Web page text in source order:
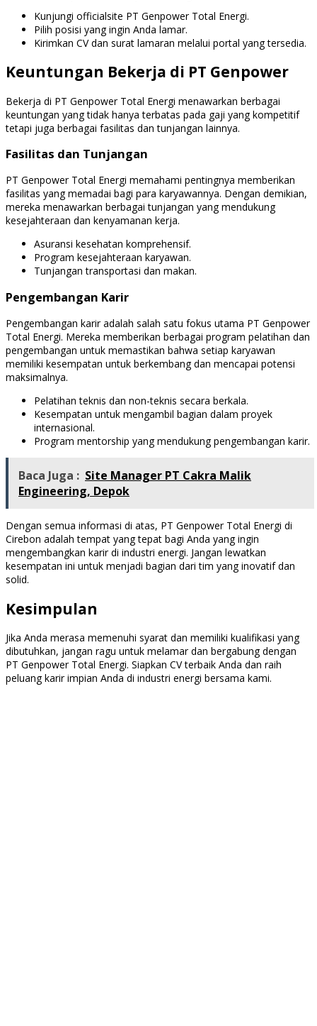
Kunjungi officialsite PT Genpower Total Energi.
Pilih posisi yang ingin Anda lamar.
Kirimkan CV dan surat lamaran melalui portal yang tersedia.
Keuntungan Bekerja di PT Genpower
Bekerja di PT Genpower Total Energi menawarkan berbagai
keuntungan yang tidak hanya terbatas pada gaji yang kompetitif
tetapi juga berbagai fasilitas dan tunjangan lainnya.
Fasilitas dan Tunjangan
PT Genpower Total Energi memahami pentingnya memberikan
fasilitas yang memadai bagi para karyawannya. Dengan demikian,
mereka menawarkan berbagai tunjangan yang mendukung
kesejahteraan dan kenyamanan kerja.
Asuransi kesehatan komprehensif.
Program kesejahteraan karyawan.
Tunjangan transportasi dan makan.
Pengembangan Karir
Pengembangan karir adalah salah satu fokus utama PT Genpower
Total Energi. Mereka memberikan berbagai program pelatihan dan
pengembangan untuk memastikan bahwa setiap karyawan
memiliki kesempatan untuk berkembang dan mencapai potensi
maksimalnya.
Pelatihan teknis dan non-teknis secara berkala.
Kesempatan untuk mengambil bagian dalam proyek
internasional.
Program mentorship yang mendukung pengembangan karir.
Baca Juga : Site Manager PT Cakra Malik
Engineering, Depok
Dengan semua informasi di atas, PT Genpower Total Energi di
Cirebon adalah tempat yang tepat bagi Anda yang ingin
mengembangkan karir di industri energi. Jangan lewatkan
kesempatan ini untuk menjadi bagian dari tim yang inovatif dan
solid.
Kesimpulan
Jika Anda merasa memenuhi syarat dan memiliki kualifikasi yang
dibutuhkan, jangan ragu untuk melamar dan bergabung dengan
PT Genpower Total Energi. Siapkan CV terbaik Anda dan raih
peluang karir impian Anda di industri energi bersama kami.